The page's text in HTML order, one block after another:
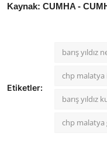
Kaynak: CUMHA -
Etiketler:
barış yıldız
chp malatya
barış yıldız
chp malatya